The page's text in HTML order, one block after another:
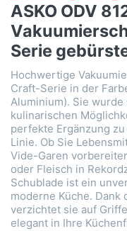
ASKO ODV
Serie
Hochwertige
Craft-Serie in der
Aluminium). Sie
kulinarischen
perfekte Ergänzung
Linie. Ob Sie
Vide-Garen
oder Fleisch in
Schublade ist ein
moderne Küche.
verzichtet sie auf
elegant in Ihre